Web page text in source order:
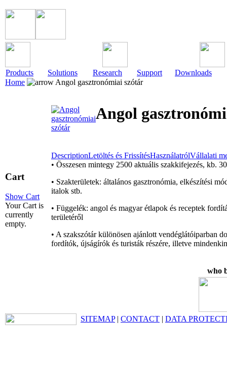
Products Solutions Research Support
Downloads
Home
Angol gasztronómiai szótár
Cart
Show Cart
Your Cart is
currently
empty.
Angol
DescriptionLetöltés és FrissítésHasználatrólVállalati
• Összesen mintegy 2500 aktuális szakkifejezés, kb.
• Szakterületek: általános gasztronómia, elkészítési
italok stb.
• Függelék: angol és magyar étlapok és receptek
területéről
• A szakszótár különösen ajánlott vendéglátóiparban
fordítók, újságírók és turisták részére, illetve
who
SITEMAP| CONTACT | DATA